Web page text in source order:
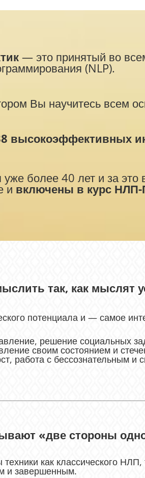
— это принятый во
(NLP).
Вы научитесь всем
высокоэффективных
более 40 лет и за это
и включены в курс НЛП-
так, как мыслят
потенциала и — самое
решение социальных
своим состоянием и
работа с бессознательным
«две стороны
как классического
и завершенным.